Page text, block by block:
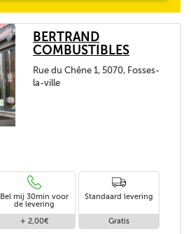
BERTRAND
COMBUSTIBLES
Rue du Chêne 1, 5070, Fosses-
la-ville
Bel mij 30min voor
de levering
+ 2,00€
Standaard levering
Gratis